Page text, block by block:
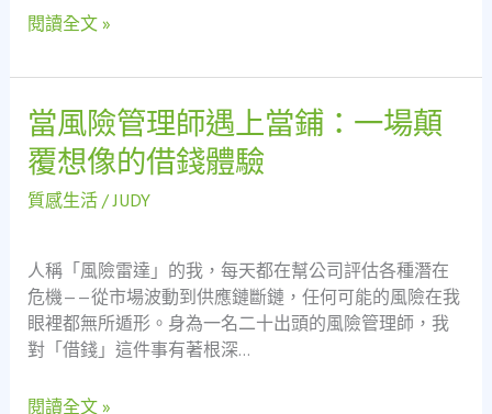
不
棄
柔
——
一
位
總
務
阿
姨
「三
閱讀全文 »
當風險管理師遇上當鋪：一場顛
覆想像的借錢體驗
質感生活/JUDY
人稱「風險雷達」的我，每天都在幫公司評估各種潛在
危機——從市場波動到供應鏈斷鏈，任何可能的風險在我
眼裡都無所遁形。身為一名二十出頭的風險管理師，我
對「借錢」這件事有著根深…
當
風
險
管
遇
上
當
鋪：
場
閱讀全文 »